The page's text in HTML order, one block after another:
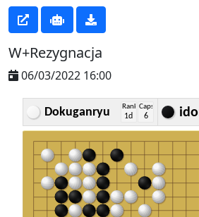
W+Rezygnacja
06/03/2022 16:00
Dokuganryu Rank
1d
Caps
6